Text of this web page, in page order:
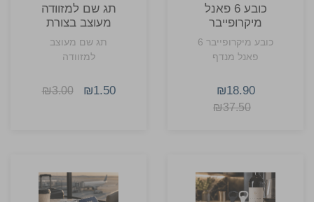
כובע 6 פאנל
מיקרופייבר
Ombre ג’ייסון
כובע מיקרופייבר 6
פאנל מנדף
₪18.90
₪37.50
תג שם למזוודה
מעוצב בצורת
מזוודה תגית
תג שם מעוצב
למזוודה
₪1.50
₪3.00